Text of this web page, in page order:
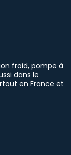
froid, pompe à
dans le
en France et